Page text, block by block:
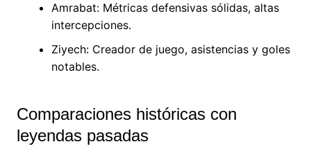
Amrabat: Métricas defensivas sólidas, altas
intercepciones.
Ziyech: Creador de juego, asistencias y goles
notables.
Comparaciones históricas con
leyendas pasadas